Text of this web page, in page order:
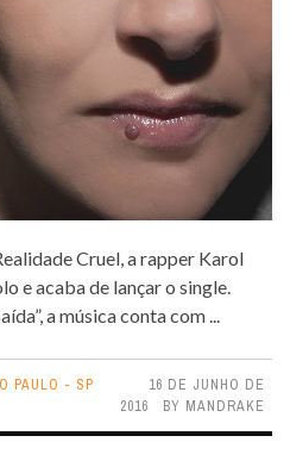
e acaba de lançar o single.
a música conta com ...
PAULO - SP
16 DE JUNHO DE
2016
BY MANDRAKE